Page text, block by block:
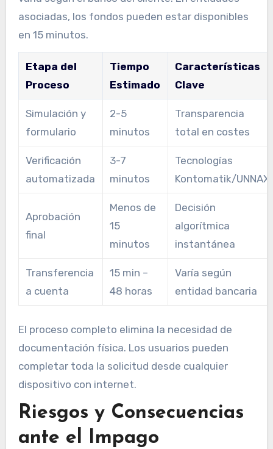
asociadas, los fondos pueden estar disponibles
en 15 minutos.
Etapa del
Proceso
Tiempo
Estimado
Características
Clave
Simulación y
formulario
2-5
minutos
Transparencia
total en costes
Verificación
automatizada
3-7
minutos
Tecnologías
Kontomatik/UNNAX
Aprobación
final
Menos de
15
minutos
Decisión
algorítmica
instantánea
Transferencia
a cuenta
15 min –
48 horas
Varía según
entidad bancaria
El proceso completo elimina la necesidad de
documentación física. Los usuarios pueden
completar toda la solicitud desde cualquier
dispositivo con internet.
Riesgos y Consecuencias
ante el Impago